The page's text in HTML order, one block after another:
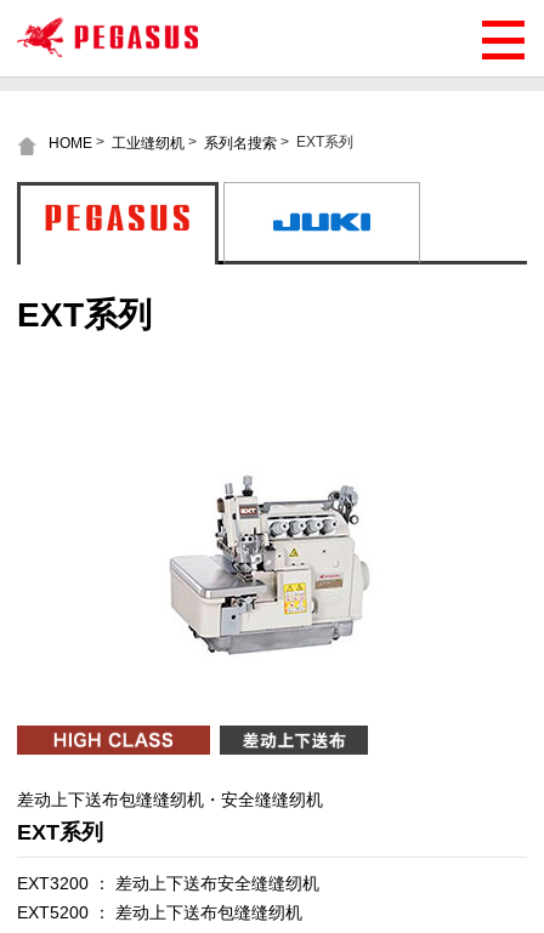
HOME > 工业缝纫机 > 系列名搜索 > EXT系列
EXT系列
差动上下送布包缝缝纫机・安全缝缝纫机
EXT系列
EXT3200 ： 差动上下送布安全缝缝纫机
EXT5200 ： 差动上下送布包缝缝纫机